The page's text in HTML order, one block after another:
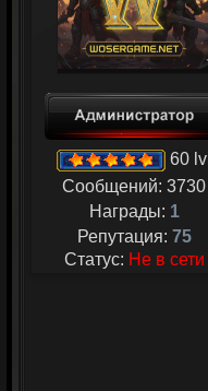
60 lvl
Сообщений: 3730
Награды: 1
Репутация: 75
Статус: Не в сети